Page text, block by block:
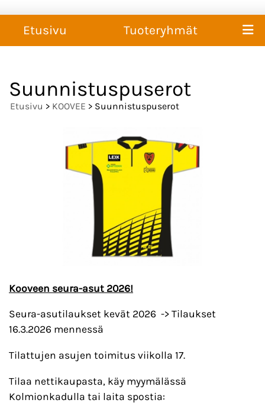
Etusivu Tuoteryhmät
Suunnistuspuserot
Etusivu > KOOVEE > Suunnistuspuserot
Kooveen seura-asut 2026!
Seura-asutilaukset kevät 2026 -> Tilaukset
16.3.2026 mennessä
Tilattujen asujen toimitus viikolla 17.
Tilaa nettikaupasta, käy myymälässä
Kolmionkadulla tai laita spostia: